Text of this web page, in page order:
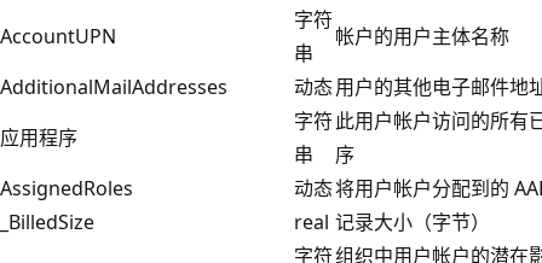
AccountUPN
字符
串
帐户的用户主体名称
AdditionalMailAddresses
动态用户的其他电子邮件地
应用程序
字符
串
此用户帐户访问的所有
序
AssignedRoles
动态将用户帐户分配到的
_BilledSize
real 记录大小（字节）
字符组织中用户帐户的潜在